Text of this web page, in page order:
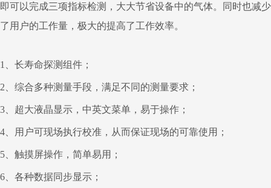
即可以完成三项指标检测，大大节省设备中的气体。同时也减少
了用户的工作量，极大的提高了工作效率。
1、长寿命探测组件；
2、综合多种测量手段，满足不同的测量要求；
3、超大液晶显示，中英文菜单，易于操作；
4、用户可现场执行校准，从而保证现场的可靠使用；
5、触摸屏操作，简单易用；
6、各种数据同步显示；